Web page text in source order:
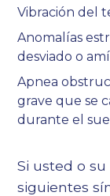
Vibración del
Anomalías
desviado o
Apnea
grave que se
durante el
Si usted o
siguientes